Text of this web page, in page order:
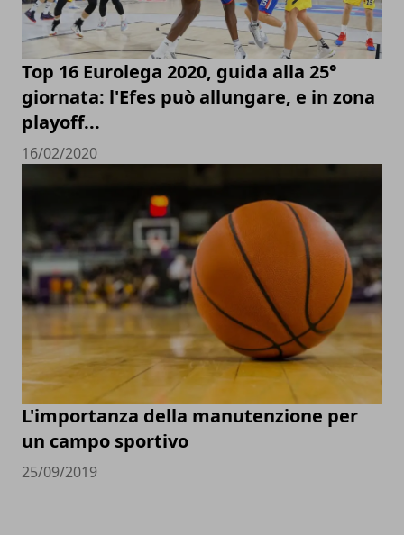
Top 16 Eurolega 2020, guida alla 25°
giornata: l'Efes può allungare, e in zona
playoff...
16/02/2020
L'importanza della manutenzione per
un campo sportivo
25/09/2019